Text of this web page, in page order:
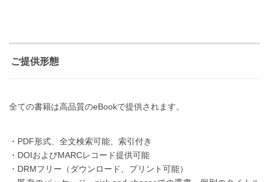
ご提供形態
全ての書籍は高品質のeBookで提供されます。
・PDF形式、全文検索可能、索引付き
・DOIおよびMARCレコード提供可能
・DRMフリー（ダウンロード、プリント可能）